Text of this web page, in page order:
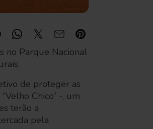
no Parque Nacional
de proteger as
Chico” -, um
terão a
pela